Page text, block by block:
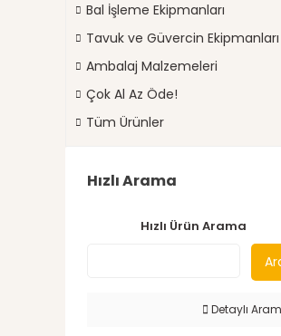
Bal İşleme Ekipmanları
Tavuk ve Güvercin Ekipmanları
Ambalaj Malzemeleri
Çok Al Az Öde!
Tüm Ürünler
Hızlı Arama
Hızlı Ürün Arama
Detaylı